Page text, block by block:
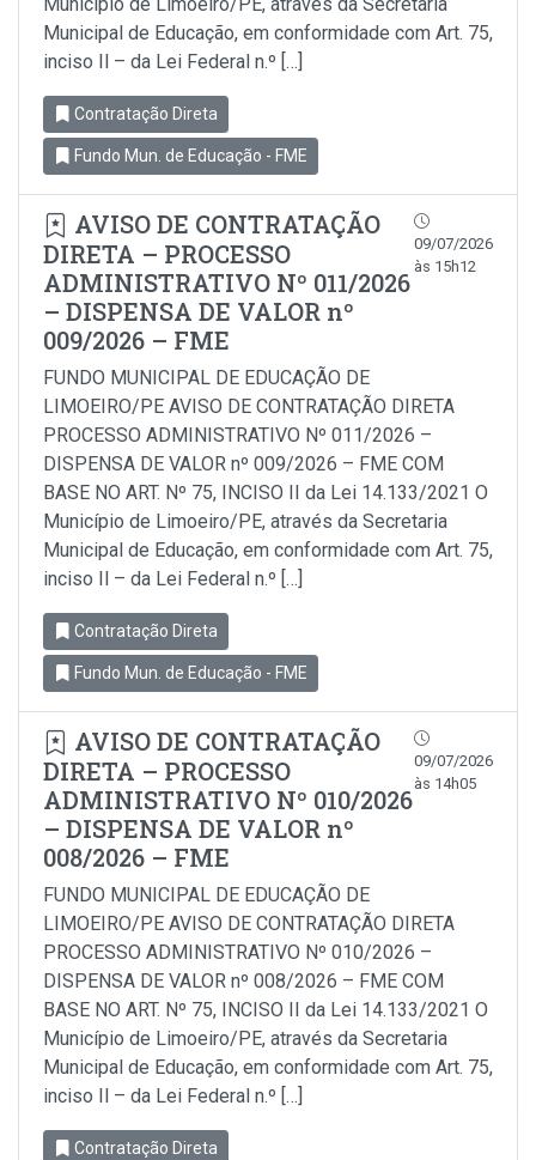
Município de Limoeiro/PE, através da Secretaria
Municipal de Educação, em conformidade com Art. 75,
inciso Il – da Lei Federal n.º […]
Contratação Direta
Fundo Mun. de Educação - FME
AVISO DE CONTRATAÇÃO
DIRETA – PROCESSO
ADMINISTRATIVO Nº 011/2026
– DISPENSA DE VALOR nº
009/2026 – FME
09/07/2026
às 15h12
FUNDO MUNICIPAL DE EDUCAÇÃO DE
LIMOEIRO/PE AVISO DE CONTRATAÇÃO DIRETA
PROCESSO ADMINISTRATIVO Nº 011/2026 –
DISPENSA DE VALOR nº 009/2026 – FME COM
BASE NO ART. Nº 75, INCISO II da Lei 14.133/2021 O
Município de Limoeiro/PE, através da Secretaria
Municipal de Educação, em conformidade com Art. 75,
inciso Il – da Lei Federal n.º […]
Contratação Direta
Fundo Mun. de Educação - FME
AVISO DE CONTRATAÇÃO
DIRETA – PROCESSO
ADMINISTRATIVO Nº 010/2026
– DISPENSA DE VALOR nº
008/2026 – FME
09/07/2026
às 14h05
FUNDO MUNICIPAL DE EDUCAÇÃO DE
LIMOEIRO/PE AVISO DE CONTRATAÇÃO DIRETA
PROCESSO ADMINISTRATIVO Nº 010/2026 –
DISPENSA DE VALOR nº 008/2026 – FME COM
BASE NO ART. Nº 75, INCISO II da Lei 14.133/2021 O
Município de Limoeiro/PE, através da Secretaria
Municipal de Educação, em conformidade com Art. 75,
inciso Il – da Lei Federal n.º […]
Contratação Direta